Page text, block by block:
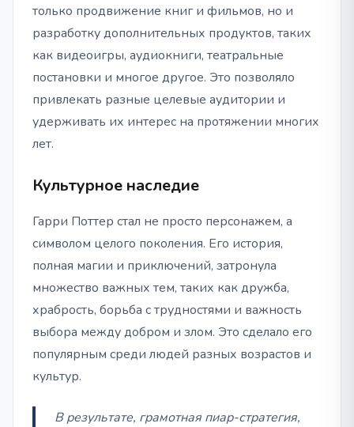
только продвижение книг и фильмов, но и
разработку дополнительных продуктов, таких
как видеоигры, аудиокниги, театральные
постановки и многое другое. Это позволяло
привлекать разные целевые аудитории и
удерживать их интерес на протяжении многих
лет.
Культурное наследие
Гарри Поттер стал не просто персонажем, а
символом целого поколения. Его история,
полная магии и приключений, затронула
множество важных тем, таких как дружба,
храбрость, борьба с трудностями и важность
выбора между добром и злом. Это сделало его
популярным среди людей разных возрастов и
культур.
В результате, грамотная пиар-стратегия,